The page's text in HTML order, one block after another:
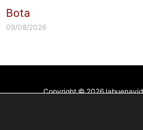
Bota
09/08/2026
Copyright © 2026